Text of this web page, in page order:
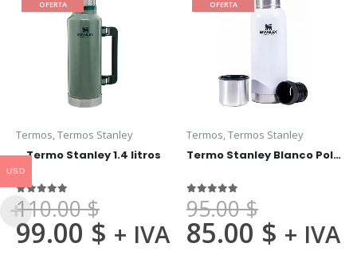
OFERTA
Termos,Termos Stanley
Termo Stanley 1.4 litros
5.00 fuera de 5
110.00$
99.00 $ + IVA
OFERTA
Termos,Termos Stanley
Termo Stanley Blanco Polar 1 litro
5.00 fuera de 5
95.00$
85.00 $ + IVA
USD